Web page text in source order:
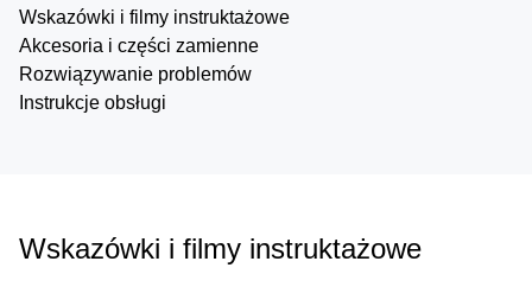
Wskazówki i filmy instruktażowe
Akcesoria i części zamienne
Rozwiązywanie problemów
Instrukcje obsługi
Wskazówki i filmy instruktażowe